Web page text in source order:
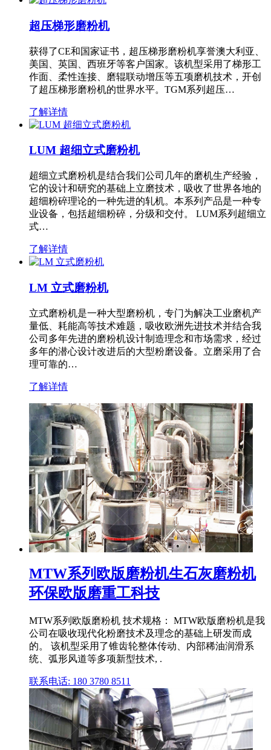
超压梯形磨粉机
获得了CE和国家证书，超压梯形磨粉机享誉澳大利亚、
美国、英国、西班牙等客户国家。该机型采用了梯形工
作面、柔性连接、磨辊联动增压等五项磨机技术，开创
了超压梯形磨粉机的世界水平。TGM系列超压…
了解详情
LUM 超细立式磨粉机
超细立式磨粉机是结合我们公司几年的磨机生产经验，
它的设计和研究的基础上立磨技术，吸收了世界各地的
超细粉碎理论的一种先进的轧机。本系列产品是一种专
业设备，包括超细粉碎，分级和交付。 LUM系列超细立
式…
了解详情
LM 立式磨粉机
立式磨粉机是一种大型磨粉机，专门为解决工业磨机产
量低、耗能高等技术难题，吸收欧洲先进技术并结合我
公司多年先进的磨粉机设计制造理念和市场需求，经过
多年的潜心设计改进后的大型粉磨设备。立磨采用了合
理可靠的…
了解详情
MTW系列欧版磨粉机生石灰磨粉机
环保欧版磨重工科技
MTW系列欧版磨粉机 技术规格： MTW欧版磨粉机是我
公司在吸收现代化粉磨技术及理念的基础上研发而成
的。 该机型采用了锥齿轮整体传动、内部稀油润滑系
统、弧形风道等多项新型技术, .
联系电话: 180 3780 8511